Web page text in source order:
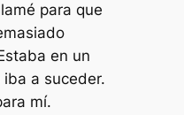
para que
en un
a suceder.
mí.